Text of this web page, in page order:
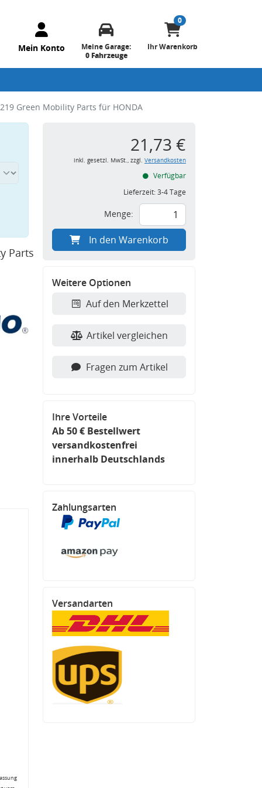
Mein Konto
Meine Garage:
0 Fahrzeuge
0
Ihr Warenkorb
Green Mobility Parts für HONDA
Parts
21,73 €
inkl. gesetzl. MwSt., zzgl. Versandkosten
Verfügbar
Lieferzeit:3-4 Tage
Menge:
In den Warenkorb
Weitere Optionen
Auf den Merkzettel
Artikel vergleichen
Fragen zum Artikel
Ihre Vorteile
Ab 50 € Bestellwert
versandkostenfrei
innerhalb Deutschlands
Zahlungsarten
Versandarten